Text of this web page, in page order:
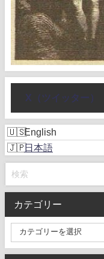
X（ツイッター）
English
日本語
カテゴリー